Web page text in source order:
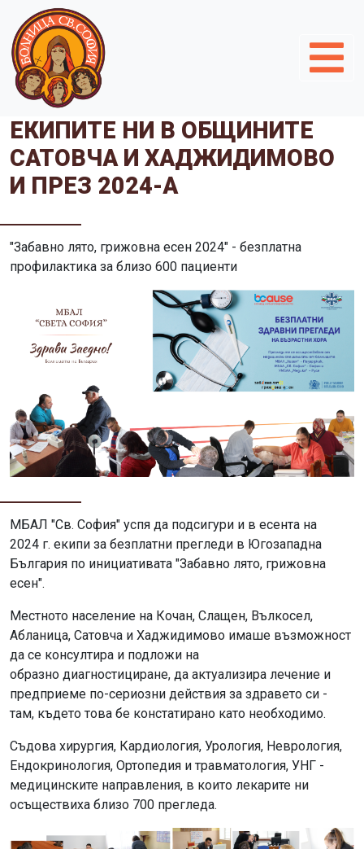
ЕКИПИТЕ НИ В ОБЩИНИТЕ
САТОВЧА И ХАДЖИДИМОВО
И ПРЕЗ 2024-А
"Забавно лято, грижовна есен 2024" - безплатна
профилактика за близо 600 пациенти
МБАЛ "Св. София" успя да подсигури и в есента на
2024 г. екипи за безплатни прегледи в Югозападна
България по инициативата "Забавно лято, грижовна
есен".
Местното население на Кочан, Слащен, Вълкосел,
Абланица, Сатовча и Хаджидимово имаше възможност
да се консултира и подложи на
образно диагностициране, да актуализира лечение и
предприеме по-сериозни действия за здравето си -
там, където това бе констатирано като необходимо.
Съдова хирургия, Кардиология, Урология, Неврология,
Ендокринология, Ортопедия и травматология, УНГ -
медицинските направления, в които лекарите ни
осъществиха близо 700 прегледа.